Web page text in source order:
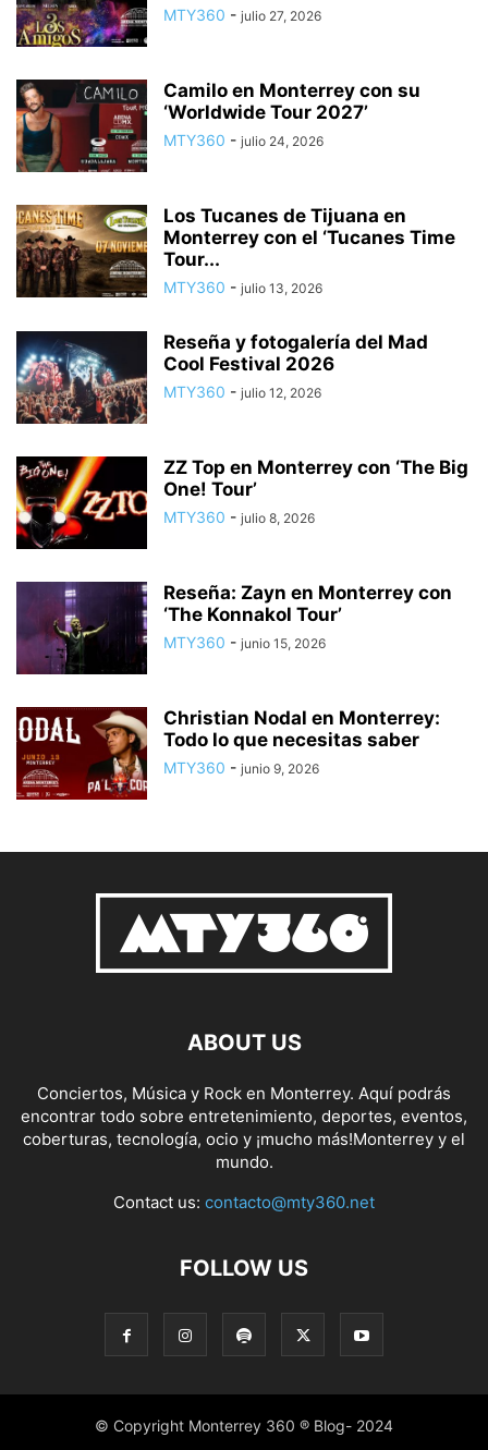
MTY360 - julio 27, 2026
Camilo en Monterrey con su
‘Worldwide Tour 2027’
MTY360 - julio 24, 2026
Los Tucanes de Tijuana en
Monterrey con el ‘Tucanes Time
Tour...
MTY360 - julio 13, 2026
Reseña y fotogalería del Mad
Cool Festival 2026
MTY360 - julio 12, 2026
ZZ Top en Monterrey con ‘The Big
One! Tour’
MTY360 - julio 8, 2026
Reseña: Zayn en Monterrey con
‘The Konnakol Tour’
MTY360 - junio 15, 2026
Christian Nodal en Monterrey:
Todo lo que necesitas saber
MTY360 - junio 9, 2026
ABOUT US
Conciertos, Música y Rock en Monterrey. Aquí podrás
encontrar todo sobre entretenimiento, deportes, eventos,
coberturas, tecnología, ocio y ¡mucho más!Monterrey y el
mundo.
Contact us: contacto@mty360.net
FOLLOW US
© Copyright Monterrey 360 ® Blog- 2024